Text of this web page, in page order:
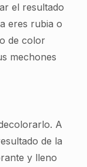
el resultado
eres rubia o
de color
mechones
A
de la
y lleno